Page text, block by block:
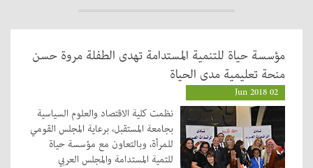
مؤسسة حياة للتنمية المستدامة تهدى الطفلة مروة حسن
منحة تعليمية مدى الحياة
02 Jun 2018
نظمت كلية الاقتصاد والعلوم السياسية
بجامعة المستقبل، برعاية المجلس القومي
للمرأة، وبالتعاون مع مؤسسة حياة
للتمية المستدامة والمجلس العربي